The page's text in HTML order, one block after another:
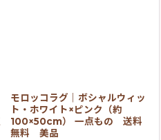
モロッコラグ｜ボシャルウィッ
ト・ホワイト×ピンク（約
100×50cm） 一点もの 送料
無料 美品